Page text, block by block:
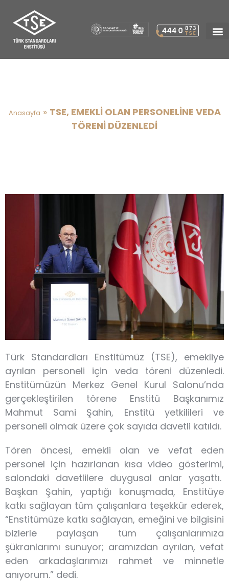
Anasayfa » TSE, EMEKLİ OLAN PERSONELİNE VEDA
TÖRENİ DÜZENLEDİ
Türk Standardları Enstitümüz (TSE), emekliye
ayrılan personeli için veda töreni düzenledi.
Enstitümüzün Merkez Genel Kurul Salonu’nda
gerçekleştirilen törene Enstitü Başkanımız
Mahmut Sami Şahin, Enstitü yetkilileri ve
personeli olmak üzere çok sayıda davetli katıldı.
Tören öncesi, emekli olan ve vefat eden
personel için hazırlanan kısa video gösterimi,
salondaki davetlilere duygusal anlar yaşattı.
Başkan Şahin, yaptığı konuşmada, Enstitüye
katkı sağlayan tüm çalışanlara teşekkür ederek,
“Enstitümüze katkı sağlayan, emeğini ve bilgisini
bizlerle paylaşan tüm çalışanlarımıza
şükranlarımı sunuyor; aramızdan ayrılan, vefat
eden arkadaşlarımızı rahmet ve minnetle
anıyorum.” dedi.